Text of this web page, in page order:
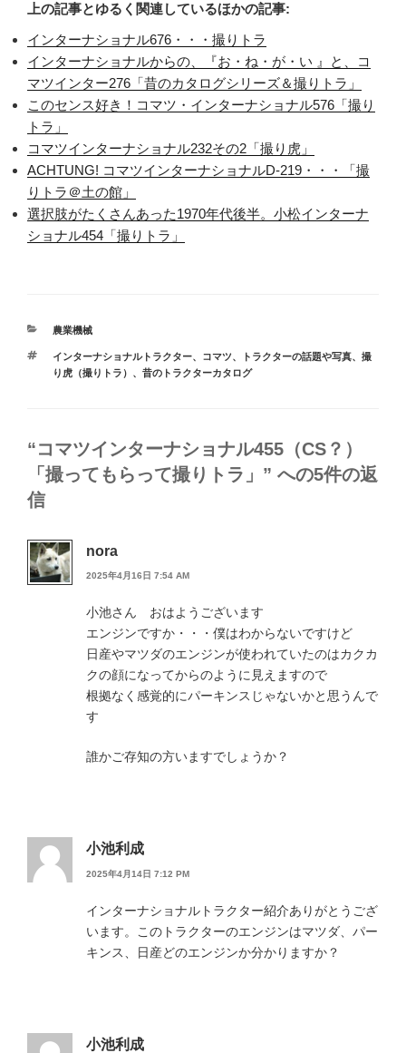
上の記事とゆるく関連しているほかの記事:
インターナショナル676・・・撮りトラ
インターナショナルからの、『お・ね・が・い 』と、コ
マツインター276「昔のカタログシリーズ＆撮りトラ」
このセンス好き！コマツ・インターナショナル576「撮り
トラ」
コマツインターナショナル232その2「撮り虎」
ACHTUNG! コマツインターナショナルD-219・・・「撮
りトラ＠土の館」
選択肢がたくさんあった1970年代後半。小松インターナ
ショナル454「撮りトラ」
カ
ゴ
リ
農業機械
タ
グ
インターナショナルトラクター、 コマツ、 トラクターの話題や写真、 撮
り虎（撮りトラ） 、 昔のトラクターカタログ
“コマツインターナショナル455（CS？）
「撮ってもらって撮りトラ」” への5件の返
信
nora
2025年4月16日 7:54 AM
小池さん おはようございます
エンジンですか・・・僕はわからないですけど
日産やマツダのエンジンが使われていたのはカクカ
クの顔になってからのように見えますので
根拠なく感覚的にパーキンスじゃないかと思うんで
す
誰かご存知の方いますでしょうか？
小池利成
2025年4月14日 7:12 PM
インターナショナルトラクター紹介ありがとうござ
います。このトラクターのエンジンはマツダ、パー
キンス、日産どのエンジンか分かりますか？
小池利成